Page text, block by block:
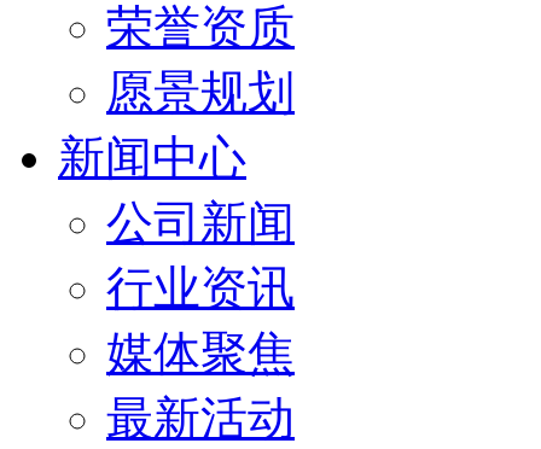
荣誉资质
愿景规划
新闻中心
公司新闻
行业资讯
媒体聚焦
最新活动